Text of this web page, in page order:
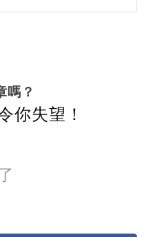
嗎？
你失望！